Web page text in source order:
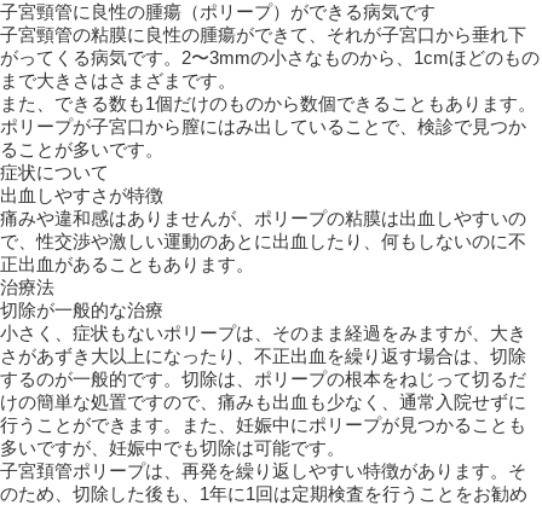
子宮頸管に良性の腫瘍（ポリープ）ができる病気です
子宮頸管の粘膜に良性の腫瘍ができて、それが子宮口から垂れ下
がってくる病気です。2〜3mmの小さなものから、1cmほどのもの
まで大きさはさまざまです。
また、できる数も1個だけのものから数個できることもあります。
ポリープが子宮口から膣にはみ出していることで、検診で見つか
ることが多いです。
症状について
出血しやすさが特徴
痛みや違和感はありませんが、ポリープの粘膜は出血しやすいの
で、性交渉や激しい運動のあとに出血したり、何もしないのに不
正出血があることもあります。
治療法
切除が一般的な治療
小さく、症状もないポリープは、そのまま経過をみますが、大き
さがあずき大以上になったり、不正出血を繰り返す場合は、切除
するのが一般的です。切除は、ポリープの根本をねじって切るだ
けの簡単な処置ですので、痛みも出血も少なく、通常入院せずに
行うことができます。また、妊娠中にポリープが見つかることも
多いですが、妊娠中でも切除は可能です。
子宮頚管ポリープは、再発を繰り返しやすい特徴があります。そ
のため、切除した後も、1年に1回は定期検査を行うことをお勧め